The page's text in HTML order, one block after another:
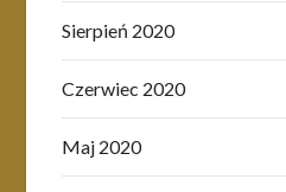
Sierpień 2020
Czerwiec 2020
Maj 2020